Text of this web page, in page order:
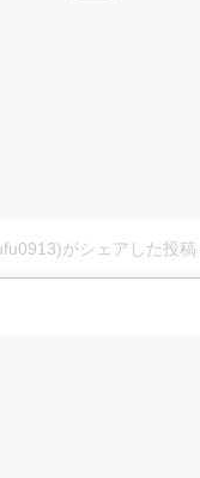
がシェアした投稿